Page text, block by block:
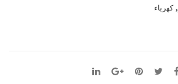
,كهرباء